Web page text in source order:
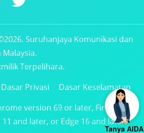
Suruhanjaya Komunikasi dan
Terpelihara.
Dasar Privasi
Dasar Keselamatan
version 69 or later, Firefox 61
and later, or Edge 16 and later.